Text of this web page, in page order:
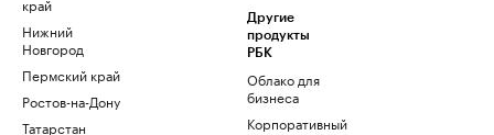
Нижний
Новгород
Пермский край
Ростов-на-Дону
Татарстан
Другие
продукты
РБК
Облако для
бизнеса
Корпоративный